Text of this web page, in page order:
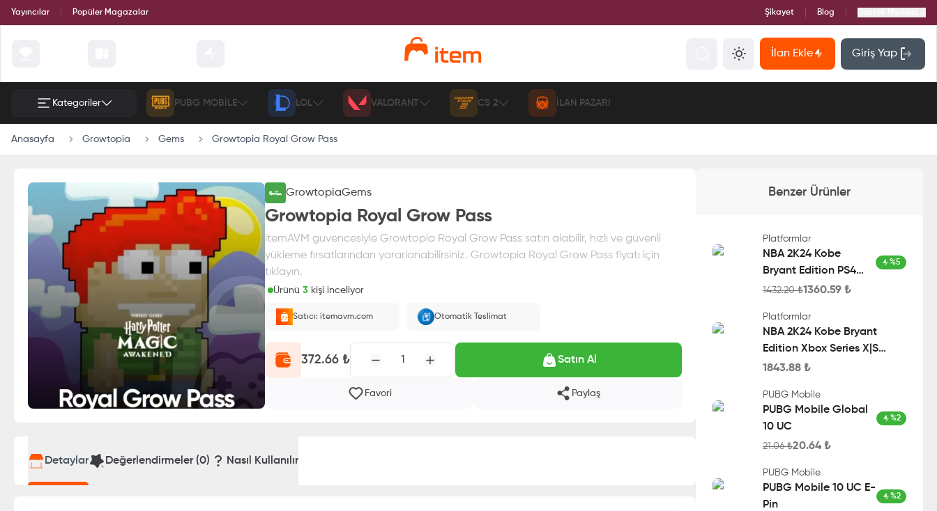
Yayıncılar Popüler Magazalar Şikayet Blog
İlan Ekle Giriş Yap
Kategoriler PUBG MOBILE LOL VALORANT CS 2 İLAN PAZARI
Anasayfa Growtopia Gems Growtopia Royal Grow Pass
GrowtopiaGems
Growtopia Royal Grow Pass
itemAVM güvencesiyle Growtopia Royal Grow Pass satın alabilir, hızlı ve güvenli
yükleme fırsatlarından yararlanabilirsiniz. Growtopia Royal Grow Pass fiyatı için
tıklayın.
Ürünü 3 kişi inceliyor
Oyuncu ID'nize yüklenir.
Satıcı: itemavm.com Otomatik Teslimat
372.66 ₺ 1 Satın Al
Favori Paylaş
Detaylar Değerlendirmeler (0) Nasıl Kullanılır
Benzer Ürünler
Platformlar
NBA 2K24 Kobe
Bryant Edition PS4
Account
%5
1432.20₺1360.59 ₺
Platformlar
NBA 2K24 Kobe Bryant
Edition Xbox Series X|S
Account
1843.88 ₺
PUBG Mobile
PUBG Mobile Global
10 UC
%2
21.06₺20.64 ₺
PUBG Mobile
PUBG Mobile 10 UC E-
Pin
%2